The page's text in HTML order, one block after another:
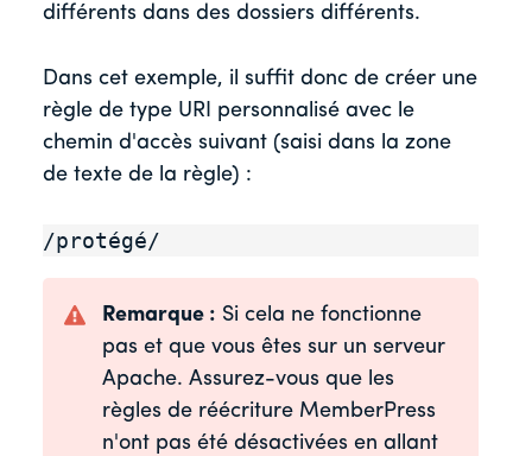
différents dans des dossiers différents.
Dans cet exemple, il suffit donc de créer une
règle de type URI personnalisé avec le
chemin d'accès suivant (saisi dans la zone
de texte de la règle) :
/protégé/
Remarque : Si cela ne fonctionne
pas et que vous êtes sur un serveur
Apache. Assurez-vous que les
règles de réécriture MemberPress
n'ont pas été désactivées en allant